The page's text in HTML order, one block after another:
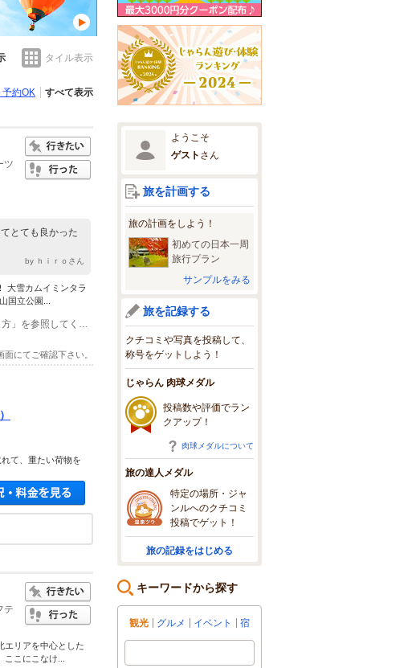
タイル表示
予約OK すべて表示
ツ
とても良かった
by ｈｉｒｏさん
大雪カムイミンタラ
国立公園...
(1)プランにより異なりますので、プランページの「開催場所と行き方」を参照してください。
にてご確認下さい。
て、重たい荷物を
空き状況・料金を見る
テ
エリアを中心とした
こにこなけ...
ようこそ
ゲスト さん
旅を計画する
旅の計画をしよう！
初めての日本一周
旅行プラン
サンプルをみる
旅を記録する
クチコミや写真を投稿して、
称号をゲットしよう！
じゃらん 肉球メダル
投稿数や評価でラン
クアップ！
肉球メダルについて
旅の達人メダル
特定の場所・ジャ
ンルへのクチコミ
投稿でゲット！
旅の記録をはじめる
キーワードから探す
観光 グルメ イベント 宿